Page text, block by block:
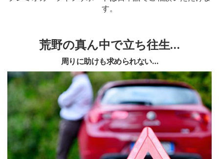
す。
荒野の真ん中で立ち往生…
周りに助けも求められない…